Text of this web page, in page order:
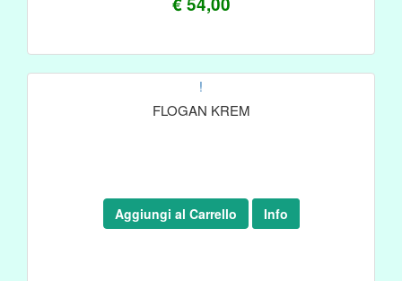
!
FLOGAN KREM
Aggiungi al Carrello Info